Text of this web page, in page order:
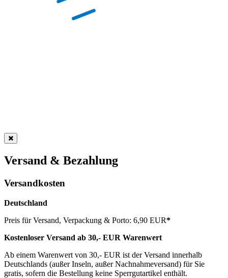
Versand & Bezahlung
Versandkosten
Deutschland
Preis für Versand, Verpackung & Porto: 6,90 EUR*
Kostenloser Versand ab 30,- EUR Warenwert
Ab einem Warenwert von 30,- EUR ist der Versand innerhalb
Deutschlands (außer Inseln, außer Nachnahmeversand) für Sie
gratis, sofern die Bestellung keine Sperrgutartikel enthält.